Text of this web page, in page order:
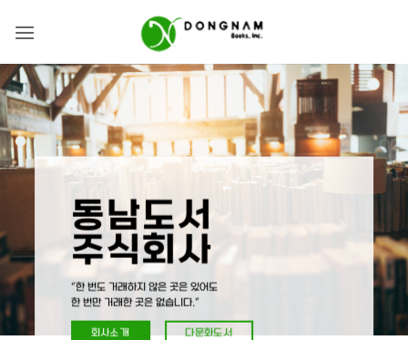
to
동남도서
주식회사
“한 번도 거래하지 않은 곳은 있어도
한 번만 거래한 곳은 없습니다.”
회사소개 다문화도서